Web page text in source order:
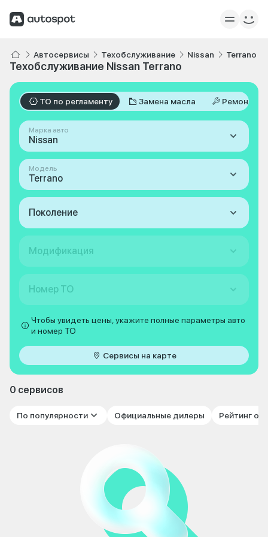
Автосервисы Техобслуживание Nissan Terrano
Техобслуживание Nissan Terrano
ТО по регламенту Замена масла Ремонт
Марка авто
Nissan
Модель
Terrano
Поколение
Модификация
Номер ТО
Чтобы увидеть цены, укажите полные параметры авто
и номер ТО
Сервисы на карте
0 сервисов
По популярности Официальные дилеры Рейтинг